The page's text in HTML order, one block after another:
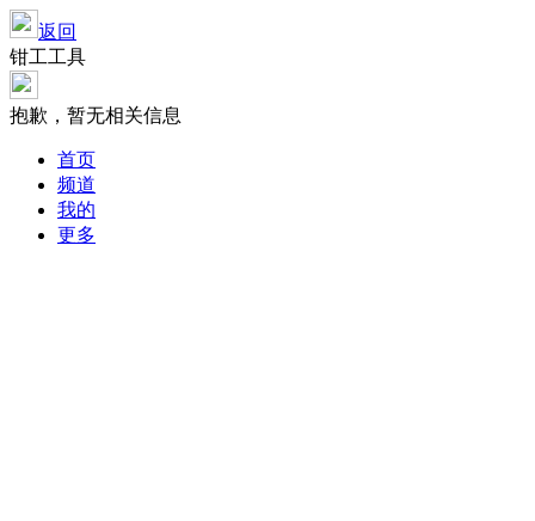
返回
钳工工具
抱歉，暂无相关信息
首页
频道
我的
更多